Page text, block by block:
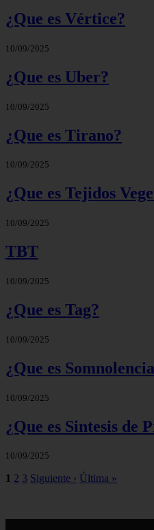
¿Que es Vértice?
10/09/2025
¿Que es Uber?
10/09/2025
¿Que es Tirano?
10/09/2025
¿Que es Tejidos
10/09/2025
TBT
10/09/2025
¿Que es Tag?
10/09/2025
¿Que es
10/09/2025
¿Que es Sintesis de
10/09/2025
1 2 3 Siguiente › Última »